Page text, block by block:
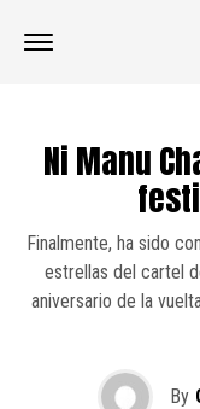
Ni Manu
Finalmente, ha sido
estrellas del cartel
aniversario de la
By